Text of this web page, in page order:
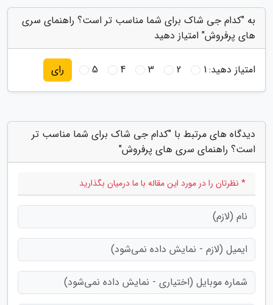
به "کدام جی شاک برای شما مناسب تر است؟ راهنمای سری
های پرفروش" امتیاز دهید
امتیاز دهید:1
2
3
4
5 رای
دیدگاه های مرتبط با "کدام جی شاک برای شما مناسب تر
است؟ راهنمای سری های پرفروش"
* نظرتان را در مورد این مقاله با ما درمیان بگذارید